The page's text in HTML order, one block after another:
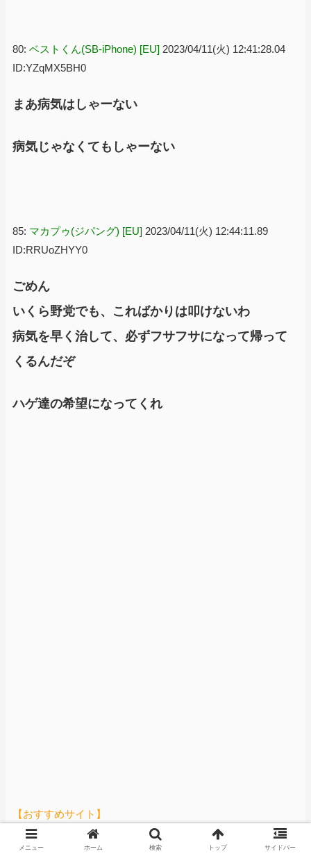
80: ベストくん(SB-iPhone) [EU] 2023/04/11(火) 12:41:28.04
ID:YZqMX5BH0
まあ病気はしゃーない
病気じゃなくてもしゃーない
85: マカプゥ(ジパング) [EU] 2023/04/11(火) 12:44:11.89
ID:RRUoZHYY0
ごめん
いくら野党でも、こればかりは叩けないわ
病気を早く治して、必ずフサフサになって帰って
くるんだぞ
ハゲ達の希望になってくれ
【おすすめサイト】
【カミツキ悲報】立憲・蓮舫「蓮舫だから叩いていい、
メニュー ホーム 検索 トップ サイドバー